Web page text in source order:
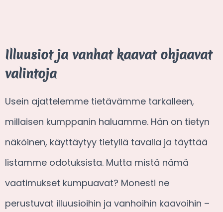
Illuusiot ja vanhat kaavat ohjaavat
valintoja
Usein ajattelemme tietävämme tarkalleen,
millaisen kumppanin haluamme. Hän on tietyn
näköinen, käyttäytyy tietyllä tavalla ja täyttää
listamme odotuksista. Mutta mistä nämä
vaatimukset kumpuavat? Monesti ne
perustuvat illuusioihin ja vanhoihin kaavoihin –